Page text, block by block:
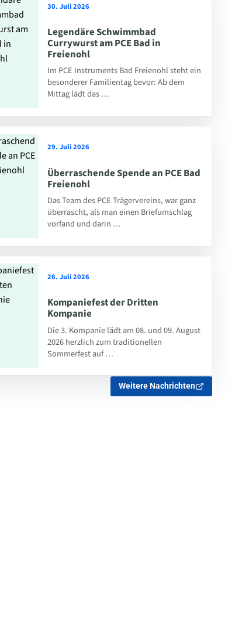
30. Juli 2026
Legendäre Schwimmbad
Currywurst am PCE Bad in
Freienohl
Im PCE Instruments Bad Freienohl steht ein
besonderer Familientag bevor: Ab dem
Mittag lädt das …
29. Juli 2026
Überraschende Spende an PCE Bad
Freienohl
Das Team des PCE Trägervereins, war ganz
überrascht, als man einen Briefumschlag
vorfand und darin …
26. Juli 2026
Kompaniefest der Dritten
Kompanie
Die 3. Kompanie lädt am 08. und 09. August
2026 herzlich zum traditionellen
Sommerfest auf …
Weitere Nachrichten